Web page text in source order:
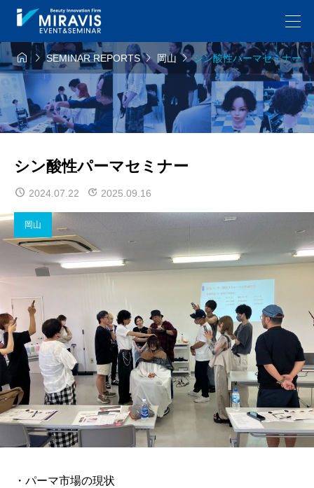
SEMINAR REPORTS 岡山シン酸性パーマセミナー
シン酸性パーマセミナー
2024.07.22 2025.09.16
岡山
・パーマ市場の現状